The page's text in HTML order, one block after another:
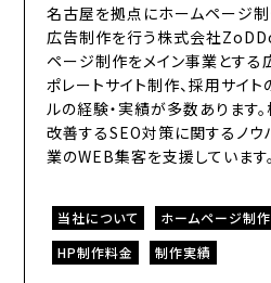
名古屋を拠点にホームページ制
広告制作を行う株式会社
ページ制作をメイン事業とする
ポレートサイト制作、採用サイ
ルの経験・実績が多数あります
改善するSEO対策に関するノウ
業のWEB集客を支援しています。
当社について ホームページ制作
HP制作料金
制作実績